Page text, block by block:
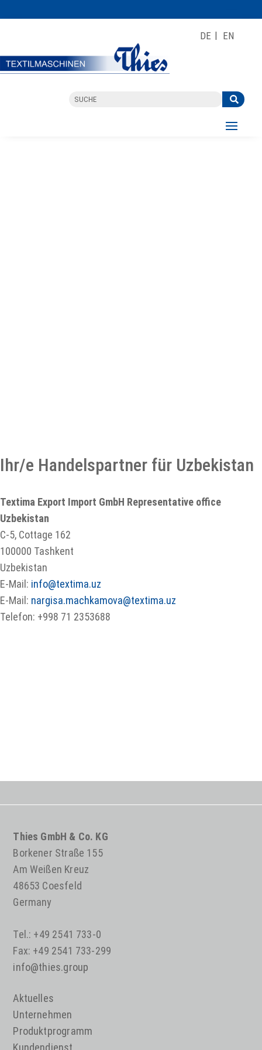
DE EN
Ihr/e Handelspartner für Uzbekistan
Textima Export Import GmbH Representative office
Uzbekistan
C-5, Cottage 162
100000 Tashkent
Uzbekistan
E-Mail: info@textima.uz
E-Mail: nargisa.machkamova@textima.uz
Telefon: +998 71 2353688
Thies GmbH & Co. KG
Borkener Straße 155
Am Weißen Kreuz
48653 Coesfeld
Germany
Tel.: +49 2541 733-0
Fax: +49 2541 733-299
info@thies.group
Aktuelles
Unternehmen
Produktprogramm
Kundendienst